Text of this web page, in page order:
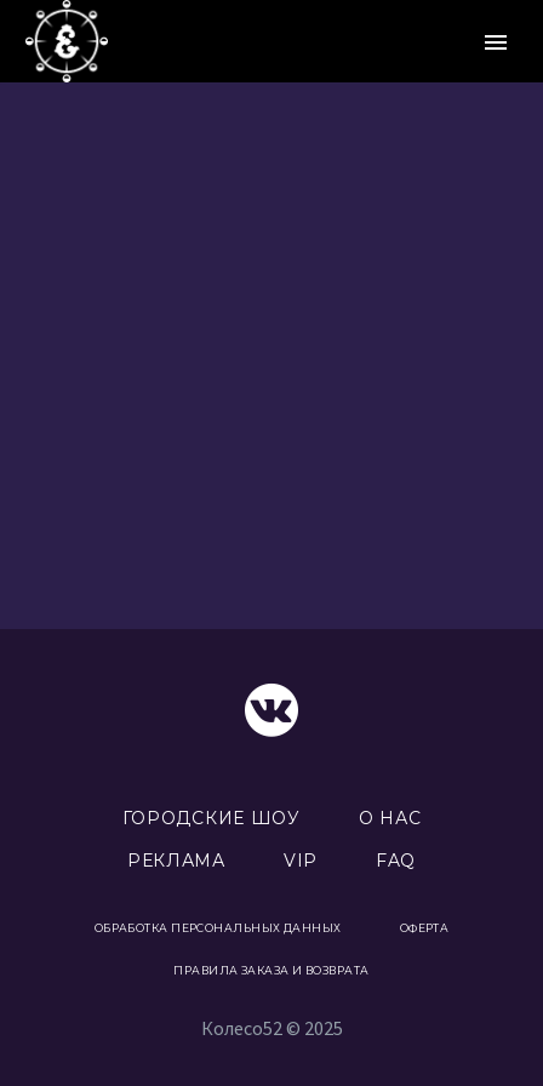
ГОРОДСКИЕ ШОУ
О НАС
РЕКЛАМА
VIP FAQ
ОБРАБОТКА ПЕРСОНАЛЬНЫХ ДАННЫХ ОФЕРТА
ПРАВИЛА ЗАКАЗА И ВОЗВРАТА
Колесо52 © 2025